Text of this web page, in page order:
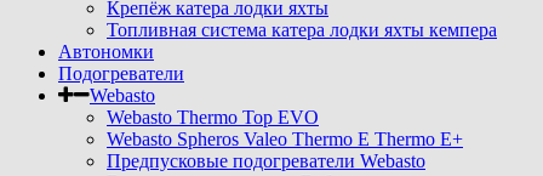
Крепёж катера лодки яхты
Топливная система катера лодки яхты кемпера
Автономки
Подогреватели
Webasto
Webasto Thermo Top EVO
Webasto Spheros Valeo Thermo E Thermo E+
Предпусковые подогреватели Webasto